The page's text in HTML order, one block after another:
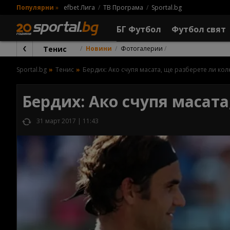
Популярни » efbet Лига ТВ Програма Sportal.bg
БГ Футбол Футбол свят
Тенис Новини Фотогалерии
Sportal.bg Тенис Бердих: Ако счупя масата, ще разберете ли
Бердих: Ако счупя
31 март 2017 | 11:43